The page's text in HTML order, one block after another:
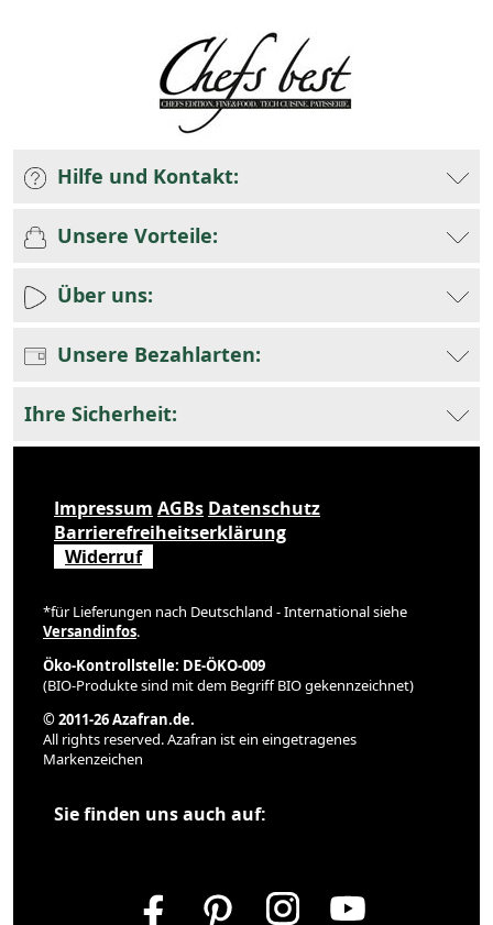
Hilfe und Kontakt:
Unsere Vorteile:
Über uns:
Unsere Bezahlarten:
Ihre Sicherheit:
Impressum AGBs Datenschutz
Barrierefreiheitserklärung
Widerruf
*für Lieferungen nach Deutschland - International siehe
Versandinfos.
Öko-Kontrollstelle: DE-ÖKO-009
(BIO-Produkte sind mit dem Begriff BIO gekennzeichnet)
© 2011-26 Azafran.de.
All rights reserved. Azafran ist ein eingetragenes
Markenzeichen
Sie finden uns auch auf: